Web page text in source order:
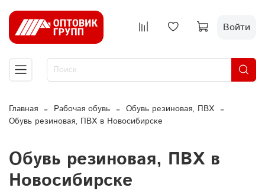
Войти
Главная Рабочая обувь
Обувь резиновая, ПВХ
Обувь резиновая, ПВХ в Новосибирске
Обувь резиновая, ПВХ в
Новосибирске